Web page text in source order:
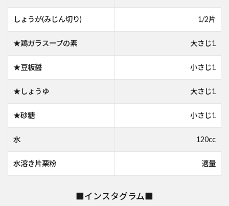
しょうが(みじん切り) 1/2片
★鶏ガラスープの素 大さじ1
★豆板醤 小さじ1
★しょうゆ 大さじ1
★砂糖 小さじ1
水 120cc
水溶き片栗粉 適量
■インスタグラム■